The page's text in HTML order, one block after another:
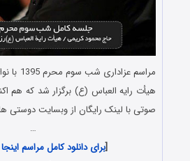
مراسم
هیأت رایه العباس (ع) برگزار شد که هم
صوتی با لینک رایگان از وبسایت دوستی ها
…
[برای دانلود کامل مراسم